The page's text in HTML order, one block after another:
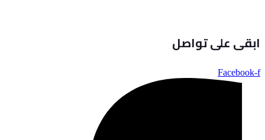
ابقى على تواصل
Facebook-f